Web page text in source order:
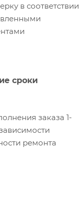
в соответствии
сроки
заказа 1-
ремонта